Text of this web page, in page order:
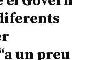
un preu